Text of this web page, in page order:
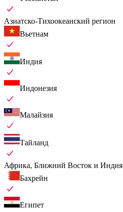
Азиатско-Тихоокеанский регион
Вьетнам
Индия
Индонезия
Малайзия
Тайланд
Африка, Ближний Восток и Индия
Бахрейн
Египет